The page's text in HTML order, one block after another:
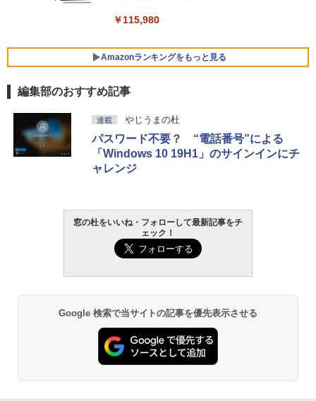
￥139,880
￥115,980
Amazonランキングをもっと見る
編集部のおすすめ記事
連載 やじうまの杜
パスワード不要？ “電話番号”による
「Windows 10 19H1」のサインインにチ
ャレンジ
窓の杜をいいね・フォローして最新記事をチ
ェック！
Google 検索で当サイトの記事を優先表示させる